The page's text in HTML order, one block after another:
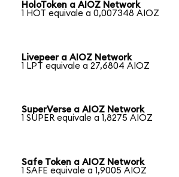
HoloToken a AIOZ Network
1 HOT equivale a 0,007348 AIOZ
Livepeer a AIOZ Network
1 LPT equivale a 27,6804 AIOZ
SuperVerse a AIOZ Network
1 SUPER equivale a 1,8275 AIOZ
Safe Token a AIOZ Network
1 SAFE equivale a 1,9005 AIOZ